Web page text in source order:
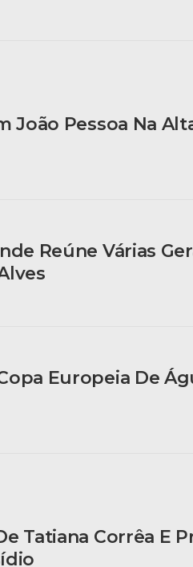
João Pessoa Na
Reúne Várias
Europeia De
Tatiana Corrêa E